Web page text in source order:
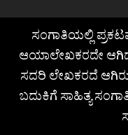
ಸಂಗಾತಿಯಲ್ಲಿ
ಆಯಾಲೇಖಕರದೇ
ಸದರಿ ಲೇಖಕರದೆ
ಬದುಕಿಗೆ ಸಾಹಿತ್ಯ